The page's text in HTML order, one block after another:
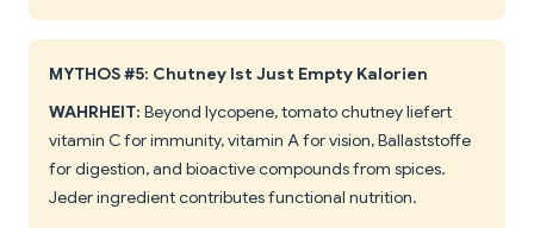
MYTHOS #5: Chutney Ist Just Empty Kalorien
WAHRHEIT: Beyond lycopene, tomato chutney liefert
vitamin C for immunity, vitamin A for vision, Ballaststoffe
for digestion, and bioactive compounds from spices.
Jeder ingredient contributes functional nutrition.